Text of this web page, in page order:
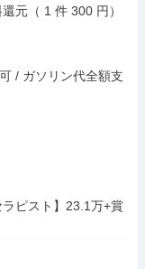
元（ 1 件 300 円）
/ ガソリン代全額支
ピスト】23.1万+賞